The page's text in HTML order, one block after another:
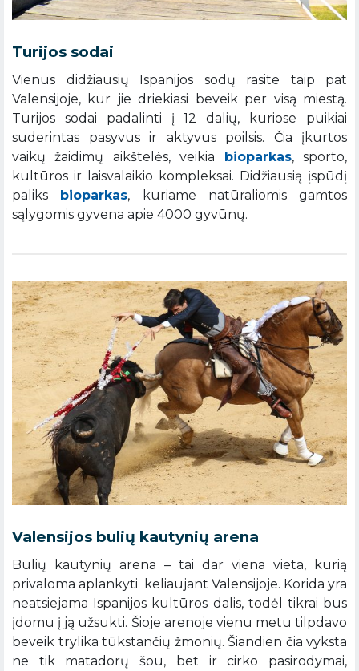
Turijos sodai
Vienus didžiausių Ispanijos sodų rasite taip pat
Valensijoje, kur jie driekiasi beveik per visą miestą.
Turijos sodai padalinti į 12 dalių, kuriose puikiai
suderintas pasyvus ir aktyvus poilsis. Čia įkurtos
vaikų žaidimų aikštelės, veikia
bioparkas, sporto,
kultūros ir laisvalaikio kompleksai. Didžiausią įspūdį
paliks
bioparkas, kuriame natūraliomis gamtos
sąlygomis gyvena apie 4000 gyvūnų.
Valensijos bulių kautynių arena
Bulių kautynių arena – tai dar viena vieta, kurią
privaloma aplankyti keliaujant Valensijoje. Korida yra
neatsiejama Ispanijos kultūros dalis, todėl tikrai bus
įdomu į ją užsukti. Šioje arenoje vienu metu tilpdavo
beveik trylika tūkstančių žmonių. Šiandien čia vyksta
ne tik matadorų šou, bet ir cirko pasirodymai,